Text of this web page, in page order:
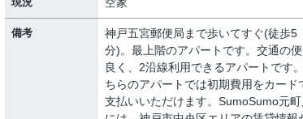
備考
神戸五宮郵便局まで歩いてすぐ(徒歩5
分)。最上階のアパートです。交通の
良く、2沿線利用できるアパートです
ちらのアパートでは初期費用をカード
支払いいただけます。SumoSumo元